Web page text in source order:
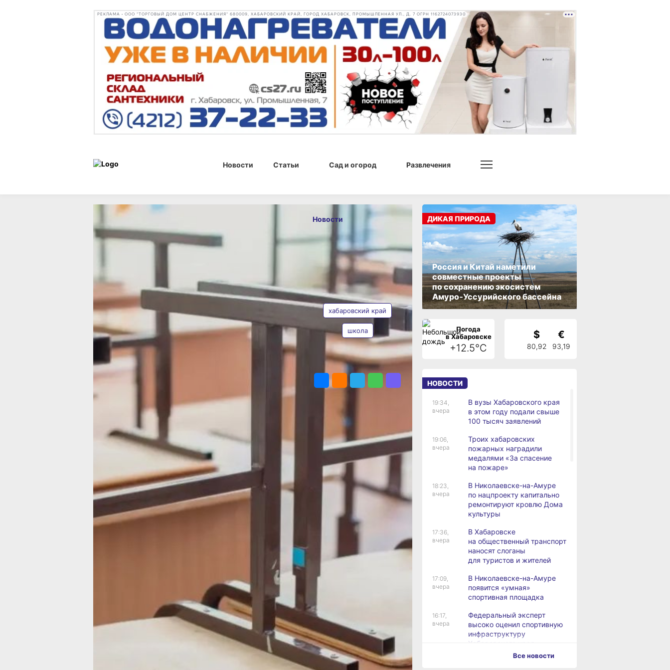
РЕКЛАМА • ООО "ТОРГОВЫЙ ДОМ ЦЕНТР СНАБЖЕНИЯ" 680009, ХАБАРОВСКИЙ КРАЙ, ГОРОД ХАБАРОВСК, ПРОМЫШЛЕННАЯ УЛ., Д. 7 ОГРН 1162724073930
Новости Статьи Сад и огород Развлечения
Новости
В районе имени
Полины
Осипенко
устранили
нарушения
пожарной
безопасности
в школах.
посторонних предметов у эвакуационных
Ольга Григорьева
В районе имени Полины Осипенко
Хабаровского края завершилась проверка
соблюдения законодательства о пожарной
безопасности в образовательных
учреждениях, сообщили в прокуратуре
Хабаровского края.
Инспекция охватила пять организаций. В
ходе проверки установлено, что в ряде
случаев ковровые покрытия не имели
необходимого крепления, расположение
пожарных щитов и огнетушителей
Руководителям учреждений направлены
представления прокурора. После
их рассмотрения все выявленные
нарушения устранены, а должностные
лица, ответственные за обеспечение
Новости
ОПУБЛИКОВАНО
25 мая 2026 г., 13:52
АВТОР
Валерия
ТЕГИ
хабаровский край
школа
ПОДЕЛИТЬСЯ
Россия и Китай наметили
совместные проекты
по сохранению экосистем
Амуро‑Уссурийского бассейна
ДИКАЯ ПРИРОДА
Погода
в Хабаровске
+12.5°C
$
80,92
€
93,19
НОВОСТИ
19:34,
вчера
В вузы Хабаровского края
в этом году подали свыше
100 тысяч заявлений
19:06,
вчера
Троих хабаровских
пожарных наградили
медалями «За спасение
на пожаре»
18:23,
вчера
В Николаевске-на-Амуре
по нацпроекту капитально
ремонтируют кровлю Дома
культуры
17:36,
вчера
В Хабаровске
на общественный транспорт
наносят слоганы
для туристов и жителей
17:09,
вчера
В Николаевске-на-Амуре
появится «умная»
спортивная площадка
16:17,
вчера
Федеральный эксперт
высоко оценил спортивную
инфраструктуру
Хабаровского края
Все новости